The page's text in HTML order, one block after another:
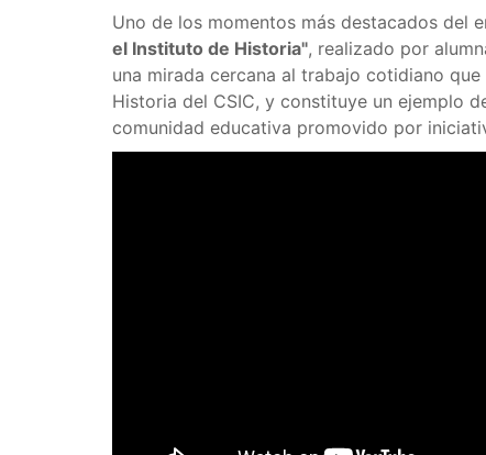
Uno de los momentos más destacados del
el Instituto de Historia", realizado por
una mirada cercana al trabajo cotidiano
Historia del CSIC, y constituye un ejemplo
comunidad educativa promovido por